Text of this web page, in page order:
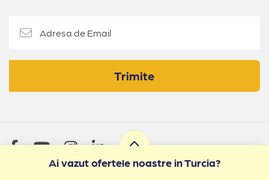
Trimite
Ai vazut ofertele noastre in Turcia?